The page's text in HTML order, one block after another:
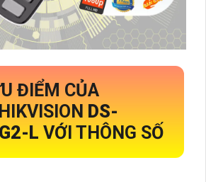
ĐIỂM CỦA
DS-
L VỚI THÔNG SỐ